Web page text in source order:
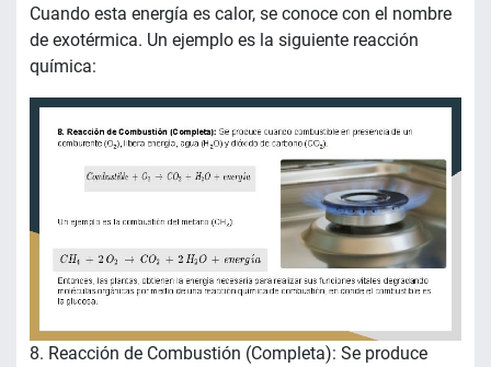
Cuando esta energía es calor, se conoce con el nombre
de exotérmica. Un ejemplo es la siguiente reacción
química:
8. Reacción de Combustión (Completa): Se produce